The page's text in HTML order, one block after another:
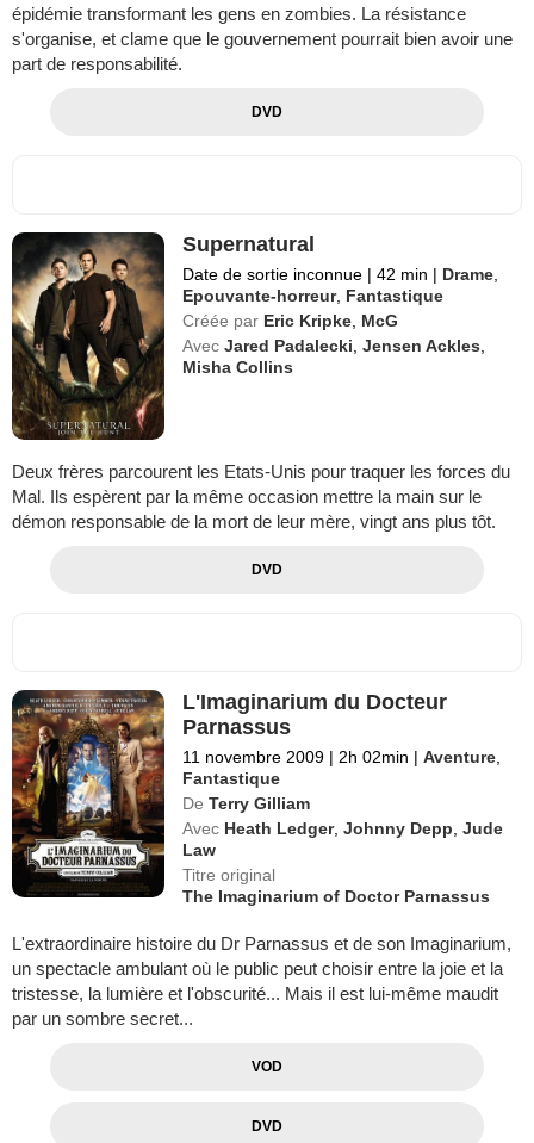
épidémie transformant les gens en zombies. La résistance
s'organise, et clame que le gouvernement pourrait bien avoir une
part de responsabilité.
DVD
Supernatural
Date de sortie inconnue | 42 min | Drame
Epouvante-horreur, Fantastique
Créée par Eric Kripke McG
Avec Jared Padalecki ,Jensen Ackles
Misha Collins
Deux frères parcourent les Etats-Unis pour traquer les forces du
Mal. Ils espèrent par la même occasion mettre la main sur le
démon responsable de la mort de leur mère, vingt ans plus tôt.
DVD
L'Imaginarium du Docteur
Parnassus
11 novembre 2009 | 2h 02min | Aventure
Fantastique
De Terry Gilliam
Avec Heath Ledger,Johnny Depp ,Jude
Law
Titre original
The Imaginarium of Doctor Parnassus
L'extraordinaire histoire du Dr Parnassus et de son Imaginarium,
un spectacle ambulant où le public peut choisir entre la joie et la
tristesse, la lumière et l'obscurité... Mais il est lui-même maudit
par un sombre secret...
VOD
DVD